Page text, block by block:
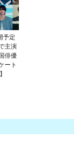
予定
主演
俳優
ート